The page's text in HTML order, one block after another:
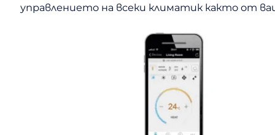
управлението на всеки климатик както от